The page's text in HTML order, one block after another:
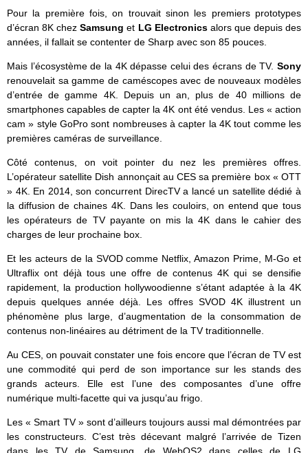
Pour la première fois, on trouvait sinon les premiers prototypes
d’écran 8K chezSamsung et LG Electronicsalors que depuis des
années, il fallait se contenter de Sharp avec son 85 pouces.
Mais l’écosystème de la 4K dépasse celui des écrans de TV. Sony
renouvelait sa gamme de caméscopes avec de nouveaux modèles
d’entrée de gamme 4K. Depuis un an, plus de 40 millions de
smartphones capables de capter la 4K ont été vendus. Les « action
cam » style GoPro sont nombreuses à capter la 4K tout comme les
premières caméras de surveillance.
Côté contenus, on voit pointer du nez les premières offres.
L’opérateur satellite Dish annonçait au CES sa première box « OTT
» 4K. En 2014, son concurrent DirecTV a lancé un satellite dédié à
la diffusion de chaines 4K. Dans les couloirs, on entend que tous
les opérateurs de TV payante on mis la 4K dans le cahier des
charges de leur prochaine box.
Et les acteurs de la SVOD comme Netflix, Amazon Prime, M-Go et
Ultraflix ont déjà tous une offre de contenus 4K qui se densifie
rapidement, la production hollywoodienne s’étant adaptée à la 4K
depuis quelques année déjà. Les offres SVOD 4K illustrent un
phénomène plus large, d’augmentation de la consommation de
contenus non-linéaires au détriment de la TV traditionnelle.
Au CES, on pouvait constater une fois encore que l’écran de TV est
une commodité qui perd de son importance sur les stands des
grands acteurs. Elle est l’une des composantes d’une offre
numérique multi-facette qui va jusqu’au frigo.
Les « Smart TV » sont d’ailleurs toujours aussi mal démontrées par
les constructeurs. C’est très décevant malgré l’arrivée de Tizen